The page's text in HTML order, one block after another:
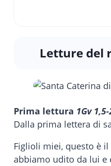
Letture del
Prima lettura 1Gv
Dalla prima lettera di
Figlioli miei, questo è
abbiamo udito da lui e